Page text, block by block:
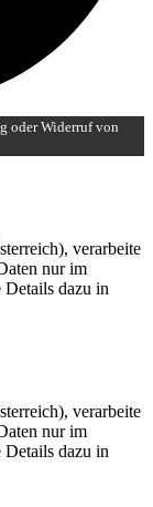
oder Widerruf von
verarbeite
nur im
dazu in
verarbeite
nur im
dazu in